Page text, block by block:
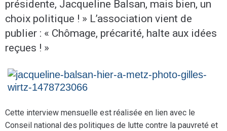
présidente, Jacqueline Balsan, mais bien, un
choix politique ! » L’association vient de
publier : « Chômage, précarité, halte aux idées
reçues ! »
Cette interview mensuelle est réalisée en lien avec le
Conseil national des politiques de lutte contre la pauvreté et